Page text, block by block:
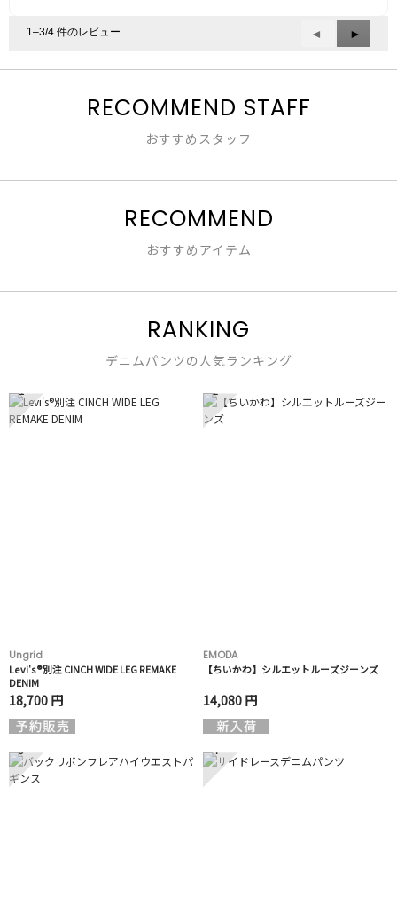
5
す。
4
5
す。
1–3/4 件のレビュー
前
Reviews
◄
次
へ
►
RECOMMEND STAFF
おすすめスタッフ
RECOMMEND
おすすめアイテム
RANKING
デニムパンツの人気ランキング
1
Ungrid
Levi's®別注 CINCH WIDE LEG REMAKE
DENIM
18,700 円
2
EMODA
【ちいかわ】シルエットルーズジーンズ
14,080 円
3 4